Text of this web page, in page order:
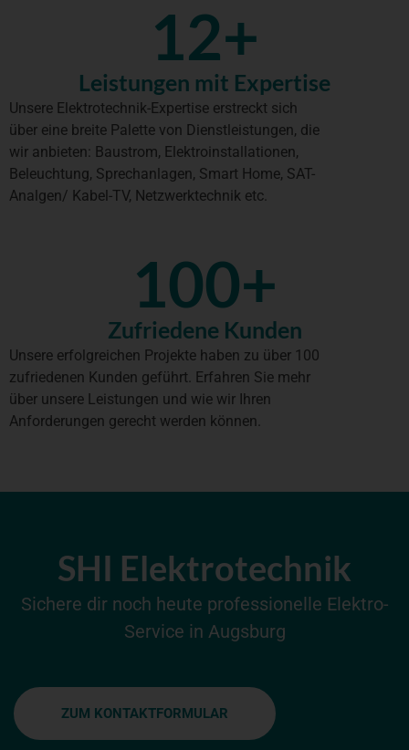
Leistungen mit Expertise
12+
Unsere Elektrotechnik-Expertise erstreckt sich
über eine breite Palette von Dienstleistungen, die
wir anbieten: Baustrom, Elektroinstallationen,
Beleuchtung, Sprechanlagen, Smart Home, SAT-
Analgen/ Kabel-TV, Netzwerktechnik etc.
Zufriedene Kunden
100+
Unsere erfolgreichen Projekte haben zu über 100
zufriedenen Kunden geführt. Erfahren Sie mehr
über unsere Leistungen und wie wir Ihren
Anforderungen gerecht werden können.
SHI Elektrotechnik
Sichere dir noch heute professionelle Elektro-
Service in Augsburg
ZUM KONTAKTFORMULAR